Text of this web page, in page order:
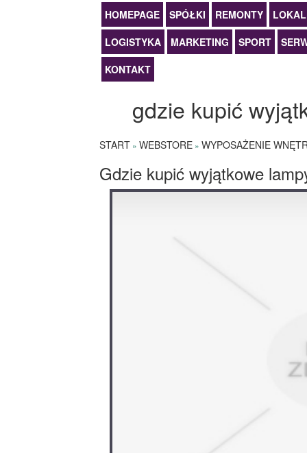
HOMEPAGE SPÓŁKI REMONTY
LOGISTYKA
MARKETING SPORT
KONTAKT
gdzie kupić
START » WEBSTORE » WYPOSAŻENIE
Gdzie kupić wyjątkowe